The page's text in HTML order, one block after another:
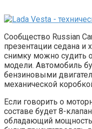
Сообщество Russian
презентации седана и
снимку можно судить о
модели. Автомобиль
бензиновыми
механической
Если говорить о
составе будет 8-
обладающий